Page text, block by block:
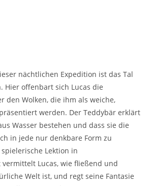
nächtlichen Expedition ist das Tal
Hier offenbart sich Lucas die
den Wolken, die ihm als weiche,
werden. Der Teddybär erklärt
Wasser bestehen und dass sie die
in jede nur denkbare Form zu
Lektion in
Lucas, wie fließend und
Welt ist, und regt seine Fantasie